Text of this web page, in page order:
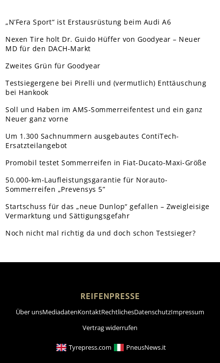
„N’Fera Sport“ ist Erstausrüstung beim Audi A6
Nexen Tire holt Dr. Guido Hüffer von Goodyear – Neuer
MD für den DACH-Markt
Zweites Grün für Goodyear
Testsiegergene bei Pirelli und (vermutlich) Enttäuschung
bei Hankook
Soll und Haben im AMS-Sommerreifentest und ein ganz
Neuer ganz vorne
Um 1.300 Sachnummern ausgebautes ContiTech-
Ersatzteilangebot
Promobil testet Sommerreifen in Fiat-Ducato-Maxi-Größe
50.000-km-Laufleistungsgarantie für Norauto-
Sommerreifen „Prevensys 5”
Startschuss für das „neue Dunlop“ gefallen – Zweigleisige
Vermarktung und Sättigungsgefahr
Noch nicht mal richtig da und doch schon Testsieger?
REIFENPRESSE
Über unsMediadatenKontaktRechtlichesDatenschutzImpressum
Vertrag widerrufen
Tyrepress.com PneusNews.it